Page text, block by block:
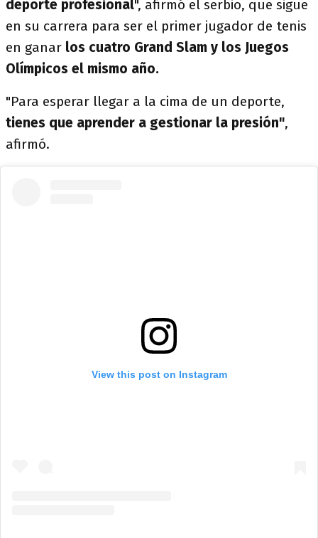
deporte profesional", afirmó el serbio, que sigue
en su carrera para ser el primer jugador de tenis
en ganar los cuatro Grand Slam y los Juegos
Olímpicos el mismo año.
"Para esperar llegar a la cima de un deporte,
tienes que aprender a gestionar la presión",
afirmó.
View this post on Instagram